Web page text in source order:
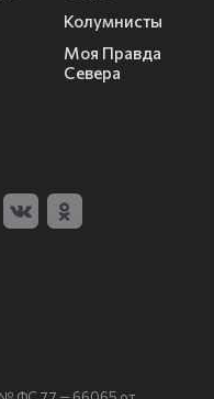
Колумнисты
Моя Правда
Севера